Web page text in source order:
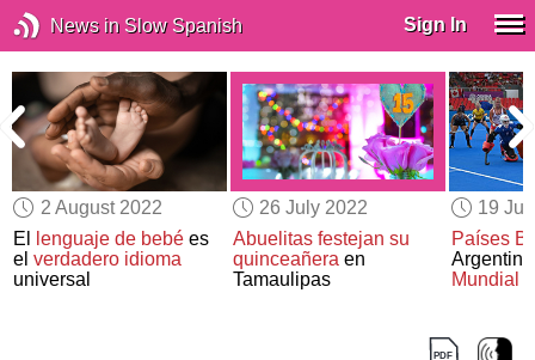
News in Slow Spanish Sign In
2 August 2022
El
lenguaje de bebé es
elverdadero idioma
universal
26 July 2022
Abuelitas festejan su
quinceañeraen
Tamaulipas
19
Países
Mundial